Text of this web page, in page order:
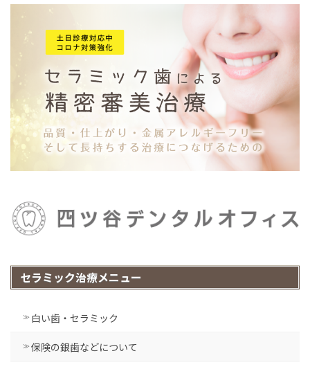
セラミック治療メニュー
白い歯・セラミック
保険の銀歯などについて